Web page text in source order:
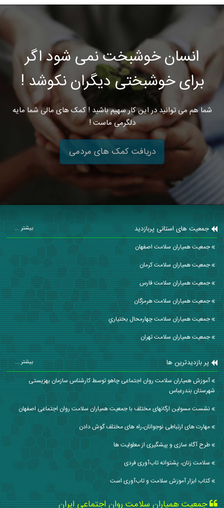
انسان خوشبخت نمی شود اگر
برای خوشبختی دیگران نکوشد !
شما هم می توانید در این کار سهیم باشید ! کمک های مالی شما مایه
دلگرمی ماست !
دریافت کمک های مردمی
جمعیت های استانی پربازدید بیشتر ...
جمعیت همیاران سلامت اصفهان
جمعیت همیاران سلامت كرمان
جمعیت همیاران سلامت فارس
جمعیت همیاران سلامت هرمزگان
جمعیت همیاران سلامت چهارمحال بختياري
جمعیت همیاران سلامت تهران
پر بازدیدترین ها بیشتر ...
آموزش همیاران سلامت روان اجتماعی چاهو توسط کارشناس سازمان بهزیستی
شهرستان بندرعباس
نشست مسولین ارگانهای مختلف با جمعیت همیاران سلامت روان اجتماعی اصفهان
مهارت های ارتباطی نوجوانان،راه های مختلف گوش دادن
طرح آگاه سازی و پیشگیری از معلولیت ها
سلامت زنان، پشتوانه تاب‌آوری فردی
کتاب ابزار آموزش سلامت و تاب‌آوری است
جمعیت همیاران سلامت روان اجتماعی ایران